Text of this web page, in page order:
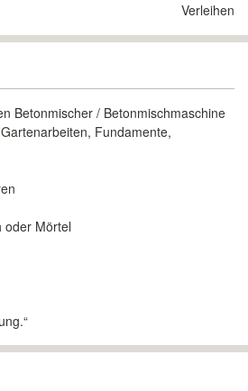
Verleihen
Betonmischer / Betonmischmaschine
Fundamente,
oder Mörtel